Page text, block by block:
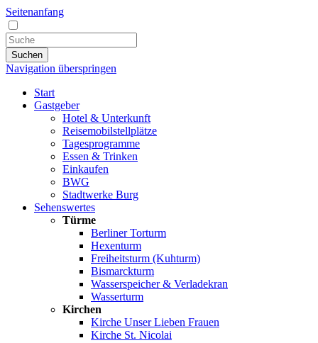
Seitenanfang
Suchen
Navigation überspringen
Start
Gastgeber
Hotel & Unterkunft
Reisemobilstellplätze
Tagesprogramme
Essen & Trinken
Einkaufen
BWG
Stadtwerke Burg
Sehenswertes
Türme
Berliner Torturm
Hexenturm
Freiheitsturm (Kuhturm)
Bismarckturm
Wasserspeicher & Verladekran
Wasserturm
Kirchen
Kirche Unser Lieben Frauen
Kirche St. Nicolai